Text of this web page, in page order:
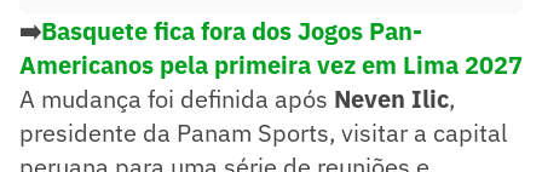
➡️Basquete fica fora dos Jogos Pan-
Americanos pela primeira vez em Lima 2027
A mudança foi definida após Neven Ilic,
presidente da Panam Sports, visitar a capital